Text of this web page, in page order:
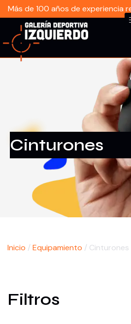
Más de 100 años de experiencia
Cinturones
Filtros
Inicio / Equipamiento / Cinturones